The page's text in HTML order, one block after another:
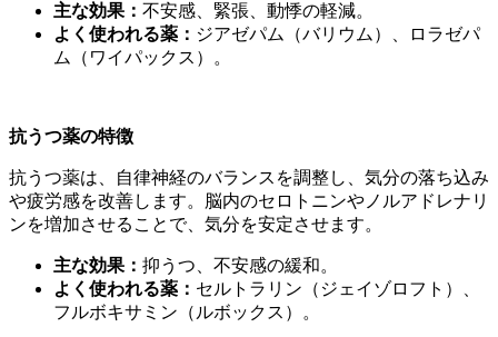
主な効果： 不安感、緊張、動悸の軽減。
よく使われる薬： ジアゼパム（バリウム）、ロラゼパ
ム（ワイパックス）。
抗うつ薬の特徴
抗うつ薬は、自律神経のバランスを調整し、気分の落ち込み
や疲労感を改善します。脳内のセロトニンやノルアドレナリ
ンを増加させることで、気分を安定させます。
主な効果： 抑うつ、不安感の緩和。
よく使われる薬： セルトラリン（ジェイゾロフト）、
フルボキサミン（ルボックス）。